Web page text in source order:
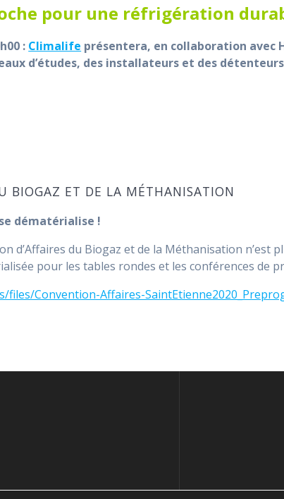
pour une réfrigération
: Climalife présentera, en collaboration avec
d’études, des installateurs et des
BIOGAZ ET DE LA MÉTHANISATION
se dématérialise !
d’Affaires du Biogaz et de la Méthanisation
pour les tables rondes et les conférences de
files/Convention-Affaires-